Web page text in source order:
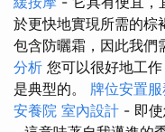
於更快地實現所需的棕
包含防曬霜，因此我們
分析 您可以很好地工
是典型的。 牌位安置
安養院 室內設計 - 即